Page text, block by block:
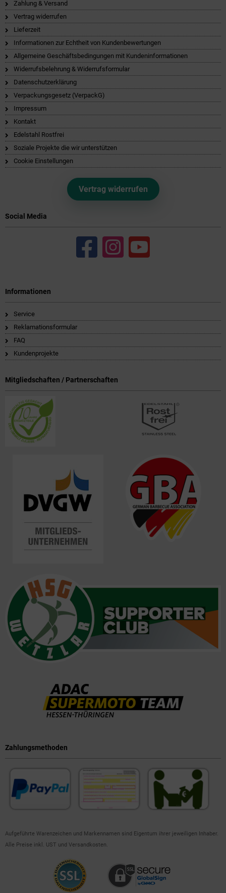
Zahlung & Versand
Vertrag widerrufen
Lieferzeit
Informationen zur Echtheit von Kundenbewertungen
Allgemeine Geschäftsbedingungen mit Kundeninformationen
Widerrufsbelehrung & Widerrufsformular
Datenschutzerklärung
Verpackungsgesetz (VerpackG)
Impressum
Kontakt
Edelstahl Rostfrei
Soziale Projekte die wir unterstützen
Cookie Einstellungen
Vertrag widerrufen
Social Media
Informationen
Service
Reklamationsformular
FAQ
Kundenprojekte
Mitgliedschaften / Partnerschaften
Zahlungsmethoden
Aufgeführte Warenzeichen und Markennamen sind Eigentum ihrer jeweiligen Inhaber.
Alle Preise inkl. UST und Versandkosten.